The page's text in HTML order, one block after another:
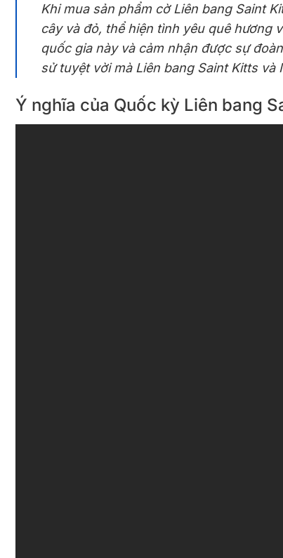
Khi mua sản phẩm cờ Liên bang Saint
cây và đỏ, thể hiện tình yêu quê hương
quốc gia này và cảm nhận được sự
sử tuyệt vời mà Liên bang Saint Kitts và
Ý nghĩa của Quốc kỳ Liên bang